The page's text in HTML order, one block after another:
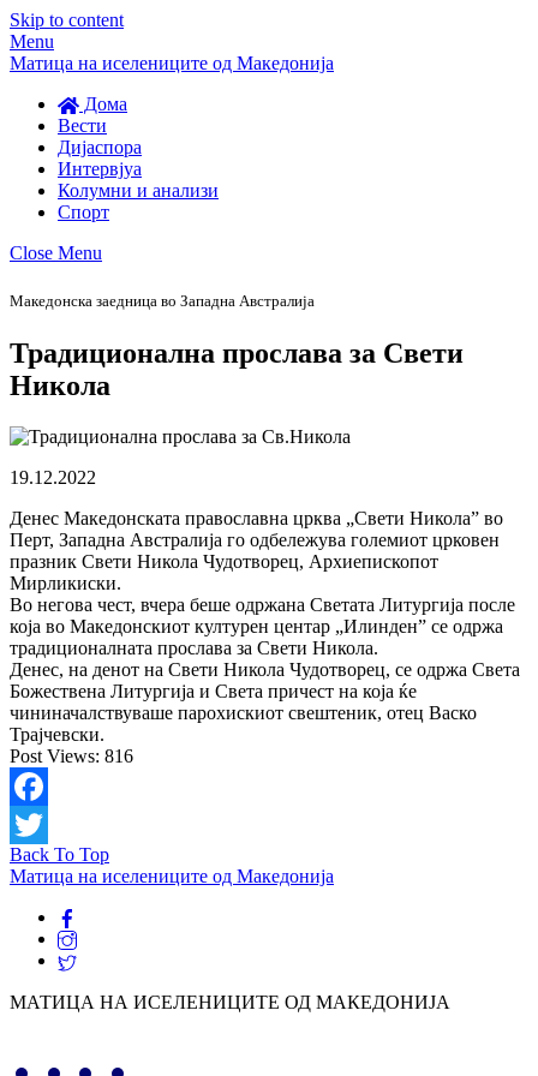
Skip to content
Menu
Матица на иселениците од Македонија
Дома
Вести
Дијаспора
Интервјуа
Колумни и анализи
Спорт
Close Menu
Македонска заедница во Западна Австралија
Традиционална прослава за Свети
Никола
19.12.2022
Денес Македонската православна црква „Свети Никола” во
Перт, Западна Австралија го одбележува големиот црковен
празник Свети Никола Чудотворец, Архиепископот
Мирликиски.
Во негова чест, вчера беше одржана Светата Литургија после
која во Македонскиот културен центар „Илинден” се одржа
традиционалната прослава за Свети Никола.
Денес, на денот на Свети Никола Чудотворец, се одржа Света
Божествена Литургија и Света причест на која ќе
чининачалствуваше парохискиот свештеник, отец Васко
Трајчевски.
Post Views: 816
Facebook
Twitter
Back To Top
Матица на иселениците од Македонија
МАТИЦА НА ИСЕЛЕНИЦИТЕ ОД МАКЕДОНИЈА